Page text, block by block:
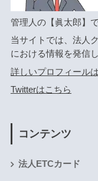
管理人の【眞太郎】で
当サイトでは、法人
における情報を発信
詳しいプロフィール
Twitterはこちら
コンテンツ
法人ETCカード